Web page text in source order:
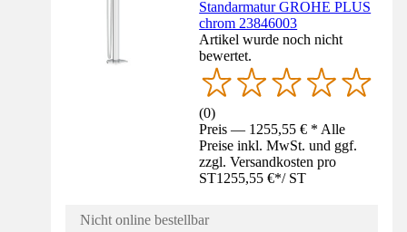
Standarmatur GROHE PLUS
chrom 23846003
Artikel wurde noch nicht
bewertet.
(0)
Preis — 1255,55 € * Alle
Preise inkl. MwSt. und ggf.
zzgl. Versandkosten pro
ST1255,55 €*/ ST
Nicht online bestellbar